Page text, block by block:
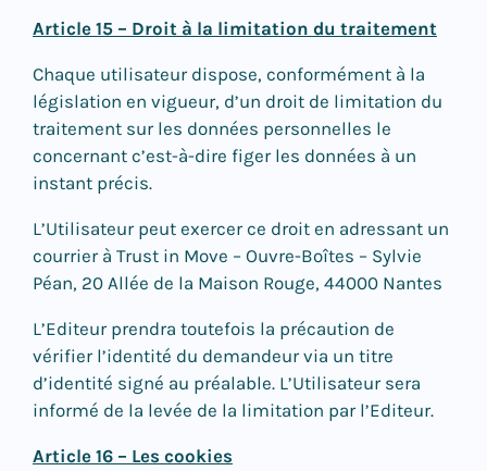
Article 15 – Droit à la limitation du traitement
Chaque utilisateur dispose, conformément à la
législation en vigueur, d’un droit de limitation du
traitement sur les données personnelles le
concernant c’est-à-dire figer les données à un
instant précis.
L’Utilisateur peut exercer ce droit en adressant un
courrier à Trust in Move – Ouvre-Boîtes – Sylvie
Péan, 20 Allée de la Maison Rouge, 44000 Nantes
L’Editeur prendra toutefois la précaution de
vérifier l’identité du demandeur via un titre
d’identité signé au préalable. L’Utilisateur sera
informé de la levée de la limitation par l’Editeur.
Article 16 – Les cookies